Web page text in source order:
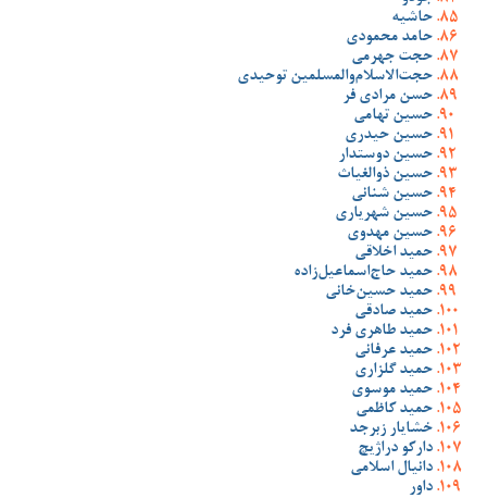
حاشیه
حامد محمودی
حجت جهرمی
حجت‌الاسلام‌والمسلمین توحیدی
حسن مرادی فر
حسین تهامی
حسین حیدری
حسین دوستدار
حسین ذوالغیاث
حسین شنانی
حسین شهریاری
حسین مهدوی
حمید اخلاقی
حمید حاج‌اسماعیل‌زاده
حمید حسین‌خانی
حمید صادقی
حمید طاهری فرد
حمید عرفانی
حمید گلزاری
حمید موسوی
حمید کاظمی
خشایار زبرجد
دارکو دراژیچ
دانیال اسلامی
داور